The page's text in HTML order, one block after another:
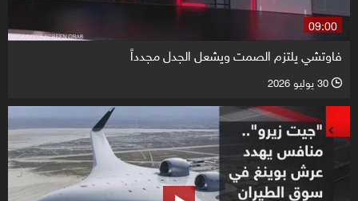
09:00
فاوتشي يلتزم الصمت ويشعل الجدل مجدداً
l 30 يوليو 2026